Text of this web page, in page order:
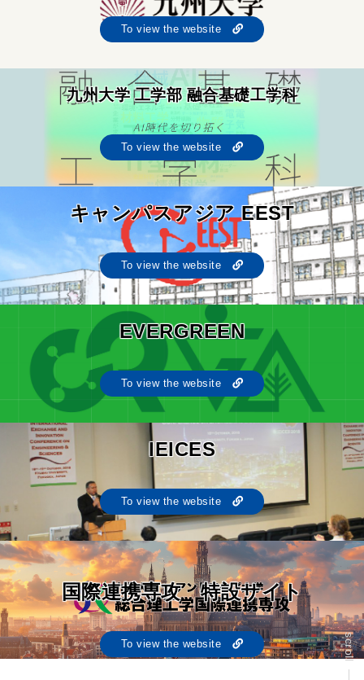
scroll
To view the website
九州大学 工学部 融合基礎工学科
To view the website
キャンパスアジア EEST
To view the website
EVERGREEN
To view the website
IEICES
To view the website
国際連携専攻 特設サイト
To view the website